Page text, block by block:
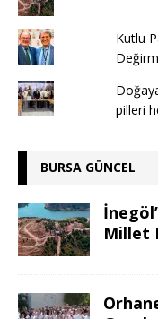
Kutlu
pilleri
BURSA GÜNCEL
Millet